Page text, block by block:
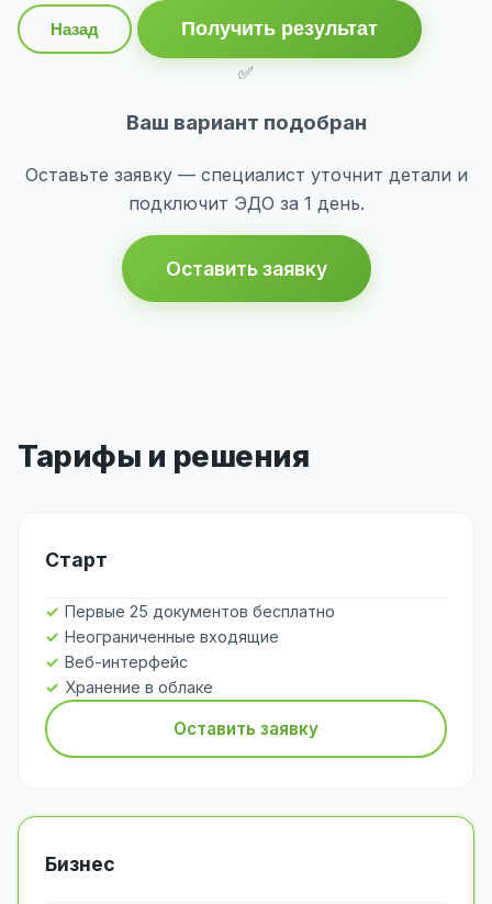
Назад
Получить результат
✅
Ваш вариант подобран
Оставьте заявку — специалист уточнит детали и
подключит ЭДО за 1 день.
Оставить заявку
Тарифы и решения
Старт
Первые 25 документов бесплатно
Неограниченные входящие
Веб-интерфейс
Хранение в облаке
Оставить заявку
Бизнес